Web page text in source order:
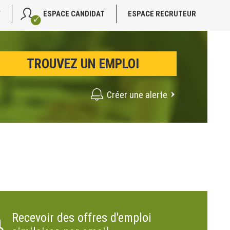
ESPACE CANDIDAT ESPACE RECRUTEUR
Créer une alerte
Recevoir des offres d'emploi